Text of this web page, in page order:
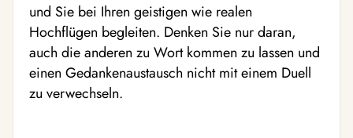
und Sie bei Ihren geistigen wie realen
Hochflügen begleiten. Denken Sie nur daran,
auch die anderen zu Wort kommen zu lassen und
einen Gedankenaustausch nicht mit einem Duell
zu verwechseln.